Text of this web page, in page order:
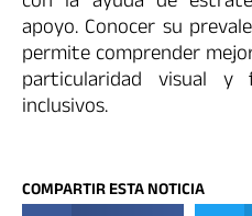
apoyo. Conocer su
permite comprender
particularidad visual y
inclusivos.
COMPARTIR ESTA NOTICIA